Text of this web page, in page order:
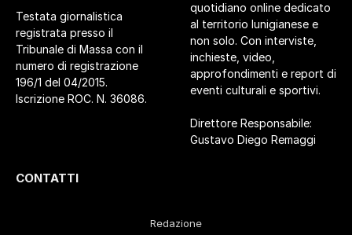
Testata giornalistica
registrata presso il
Tribunale di Massa con il
numero di registrazione
196/1 del 04/2015.
Iscrizione ROC. N. 36086.
quotidiano online dedicato
al territorio lunigianese e
non solo. Con interviste,
inchieste, video,
approfondimenti e report di
eventi culturali e sportivi.
Direttore Responsabile:
Gustavo Diego Remaggi
CONTATTI
Redazione